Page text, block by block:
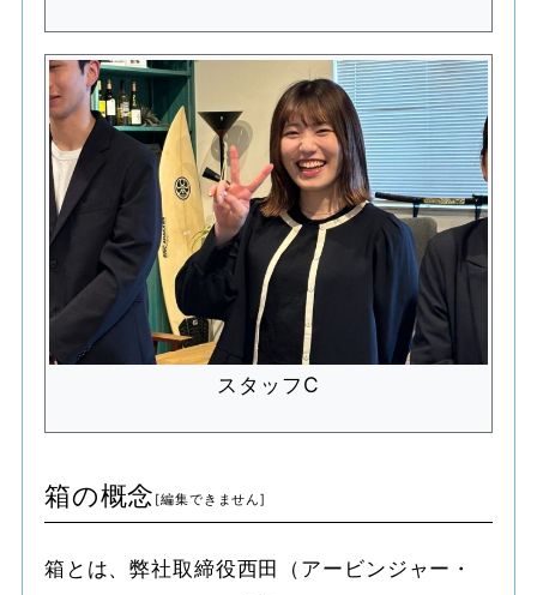
スタッフC
箱の概念
箱とは、弊社取締役西田（アービンジャー・